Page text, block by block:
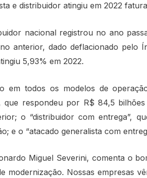
e distribuidor atingiu em 2022
nacional registrou no ano
anterior, dado deflacionado pelo
5,93% em 2022.
em todos os modelos de
que respondeu por R$ 84,5
o “distribuidor com entrega”,
e o “atacado generalista com
Miguel Severini, comenta o
modernização. Nossas empresas